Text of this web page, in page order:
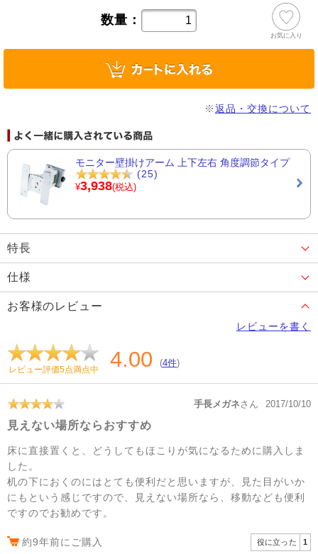
数量：
お気に入り
※返品・交換について
モニター壁掛けアーム 上下左右 角度調節タイプ
(25)
¥3,938(税込)
特長
仕様
お客様のレビュー
レビューを書く
レビュー評価5点満点中 4.00 (4件)
手長メガネさん 2017/10/10
見えない場所ならおすすめ
床に直接置くと、どうしてもほこりが気になるために購入しま
した。
机の下におくのにはとても便利だと思いますが、見た目がいか
にもという感じですので、見えない場所なら、移動なども便利
ですのでお勧めです。
約9年前にご購入 役に立った 1